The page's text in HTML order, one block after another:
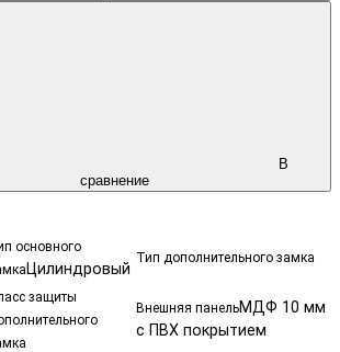
В
сравнение
основного
Цилиндровый
Тип дополнительного замка
защиты
Внешняя панельМДФ 10 мм
с ПВХ покрытием